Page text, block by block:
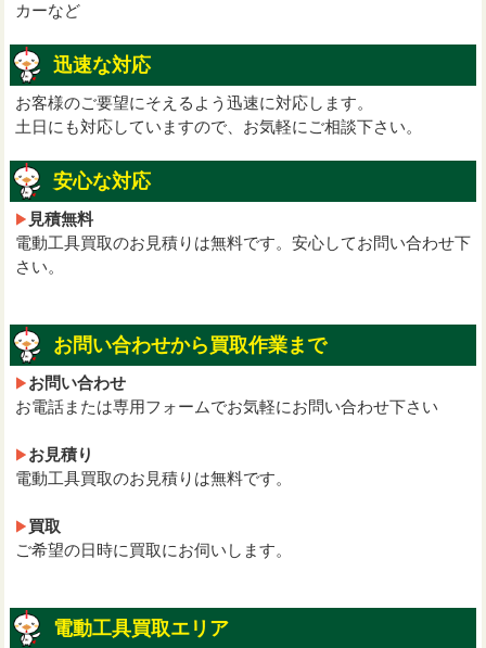
カーなど
迅速な対応
お客様のご要望にそえるよう迅速に対応します。
土日にも対応していますので、お気軽にご相談下さい。
安心な対応
見積無料
電動工具買取のお見積りは無料です。安心してお問い合わせ下
さい。
お問い合わせから買取作業まで
お問い合わせ
お電話または専用フォームでお気軽にお問い合わせ下さい
お見積り
電動工具買取のお見積りは無料です。
買取
ご希望の日時に買取にお伺いします。
電動工具買取エリア